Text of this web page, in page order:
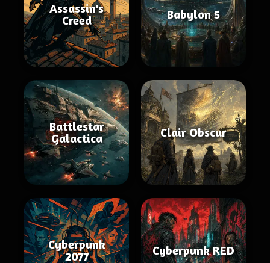
Assassin's
Creed
Babylon 5
Battlestar
Galactica
Clair Obscur
Cyberpunk
2077
Cyberpunk RED